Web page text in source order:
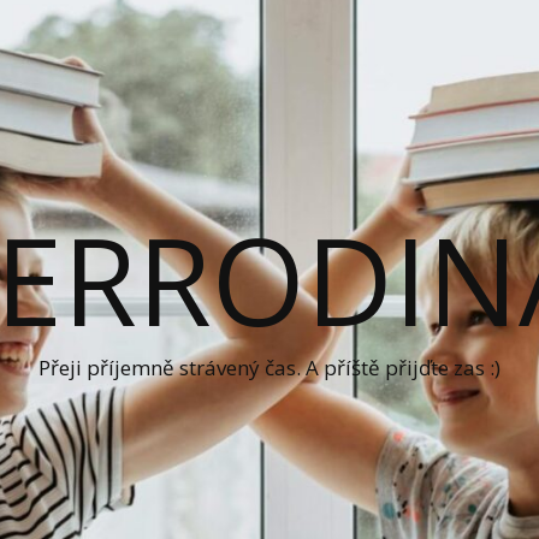
Přeji příjemně strávený čas. A příště přijďte zas :)